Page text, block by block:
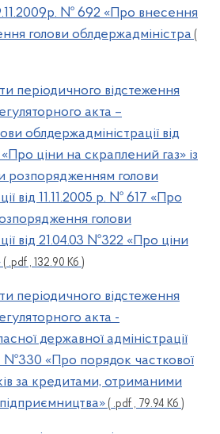
№ 692 «Про внесення
голови облдержадміністра (
періодичного відстеження
акта –
облдержадміністрації від
ціни на скраплений газ» із
розпорядженням голови
від 11.11.2005 р. № 617 «Про
голови
від 21.04.03 №322 «Про ціни
( .pdf , 132.90 Кб )
періодичного відстеження
акта -
державної адміністрації
№330 «Про порядок часткової
за кредитами, отриманими
( .pdf , 79.94 Кб )